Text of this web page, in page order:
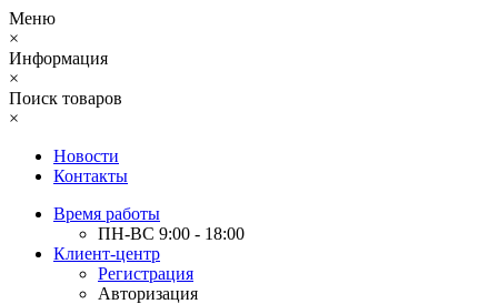
Меню
×
Информация
×
Поиск товаров
×
Новости
Контакты
Время работы
ПН-ВС 9:00 - 18:00
Клиент-центр
Регистрация
Авторизация